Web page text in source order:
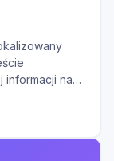
informacji na